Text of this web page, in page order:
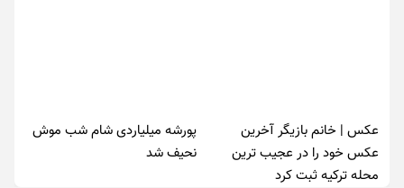
عکس | خانم بازیگر آخرین
عکس خود را در عجیب ترین
محله ترکیه ثبت کرد
پورشه میلیاردی شام شب موش‌
نحیف شد